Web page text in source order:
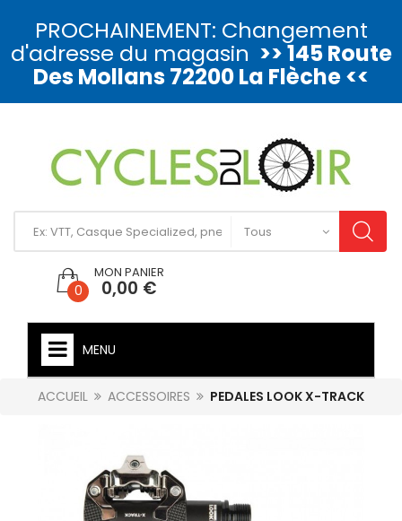
PROCHAINEMENT: Changement
d'adresse du magasin >> 145 Route
Des Mollans 72200 La Flèche <<
0
MON PANIER
0,00 €
MENU
ACCUEIL ACCESSOIRES PEDALES LOOK X-TRACK